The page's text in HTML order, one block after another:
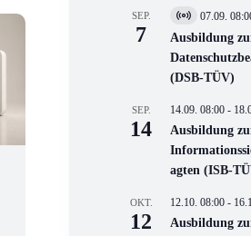
SEP.
7
V
i
t
u
l
V
e
r
n
s
t
07.09.
Ausbildung
(DSB-TÜV)
SEP.
14
14.09. 08:00 -
Ausbildung
agten (ISB-
OKT.
12
12.10. 08:00 -
Ausbildung